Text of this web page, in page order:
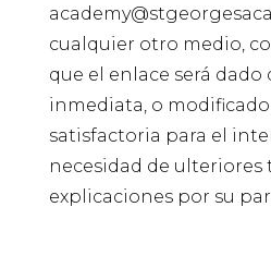
cualquier otro medio,
que el enlace será dado
inmediata, o
satisfactoria para el
necesidad de ulteriores
explicaciones por su